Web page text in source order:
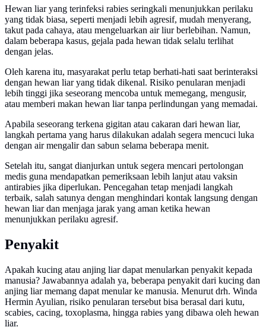
Hewan liar yang terinfeksi rabies seringkali menunjukkan perilaku
yang tidak biasa, seperti menjadi lebih agresif, mudah menyerang,
takut pada cahaya, atau mengeluarkan air liur berlebihan. Namun,
dalam beberapa kasus, gejala pada hewan tidak selalu terlihat
dengan jelas.
Oleh karena itu, masyarakat perlu tetap berhati-hati saat berinteraksi
dengan hewan liar yang tidak dikenal. Risiko penularan menjadi
lebih tinggi jika seseorang mencoba untuk memegang, mengusir,
atau memberi makan hewan liar tanpa perlindungan yang memadai.
Apabila seseorang terkena gigitan atau cakaran dari hewan liar,
langkah pertama yang harus dilakukan adalah segera mencuci luka
dengan air mengalir dan sabun selama beberapa menit.
Setelah itu, sangat dianjurkan untuk segera mencari pertolongan
medis guna mendapatkan pemeriksaan lebih lanjut atau vaksin
antirabies jika diperlukan. Pencegahan tetap menjadi langkah
terbaik, salah satunya dengan menghindari kontak langsung dengan
hewan liar dan menjaga jarak yang aman ketika hewan
menunjukkan perilaku agresif.
Penyakit
Apakah kucing atau anjing liar dapat menularkan penyakit kepada
manusia? Jawabannya adalah ya, beberapa penyakit dari kucing dan
anjing liar memang dapat menular ke manusia. Menurut drh. Winda
Hermin Ayulian, risiko penularan tersebut bisa berasal dari kutu,
scabies, cacing, toxoplasma, hingga rabies yang dibawa oleh hewan
liar.